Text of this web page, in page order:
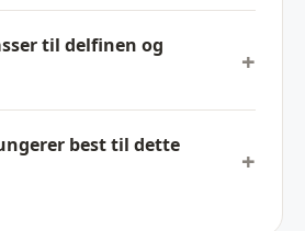
til delfinen og
best til dette